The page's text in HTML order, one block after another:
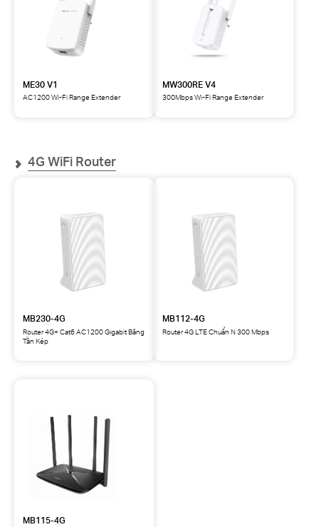
ME30 V1
AC1200 Wi-Fi Range Extender
MW300RE V4
300Mbps Wi-Fi Range Extender
4G WiFi Router
MB230-4G
Router 4G+ Cat6 AC1200 Gigabit Băng
Tần Kép
MB112-4G
Router 4G LTE Chuẩn N 300 Mbps
MB115-4G